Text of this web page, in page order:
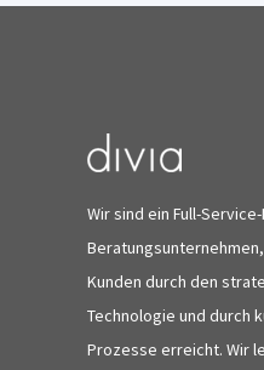
Wir sind ein Full-
Kunden durch den
Technologie und durch
Prozesse erreicht. Wir